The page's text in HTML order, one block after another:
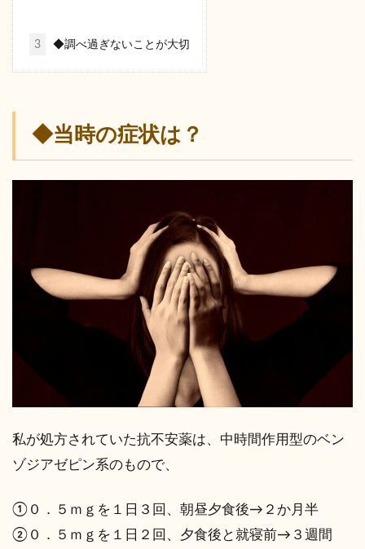
3 ◆調べ過ぎないことが大切
◆当時の症状は？
私が処方されていた抗不安薬は、中時間作用型のベン
ゾジアゼピン系のもので、
①０．５ｍｇを１日３回、朝昼夕食後→２か月半
②０．５ｍｇを１日２回、夕食後と就寝前→３週間